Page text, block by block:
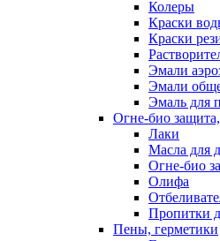
Колеры
Краски
Краски
Эмали
Эмали
Эмаль для
Огне-био
Лаки
Масла для
Огне-био
Олифа
Пропитки
Пены, герметики